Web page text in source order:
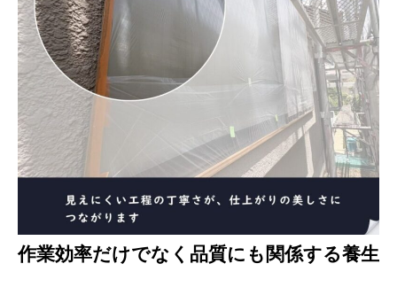
作業効率だけでなく品質にも関係する養生